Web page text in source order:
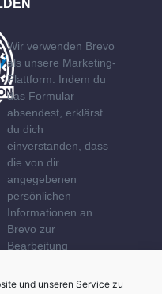
und unseren Service zu
Wir verwenden Brevo
als unsere Marketing-
Plattform. Indem du
das Formular
absendest, erklärst
du dich
einverstanden, dass
die von dir
angegebenen
persönlichen
Informationen an
Brevo zur
Bearbeitung
gemäß den